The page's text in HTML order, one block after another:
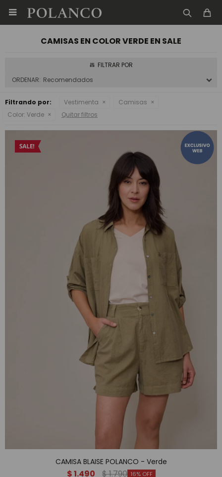

CAMISAS EN COLOR VERDE EN SALE
Recomendados
Filtrando por: Vestimenta
Camisas
Color: Verde Quitar filtros
CAMISA BLAISE POLANCO - Verde
$1.490 $1.790 16